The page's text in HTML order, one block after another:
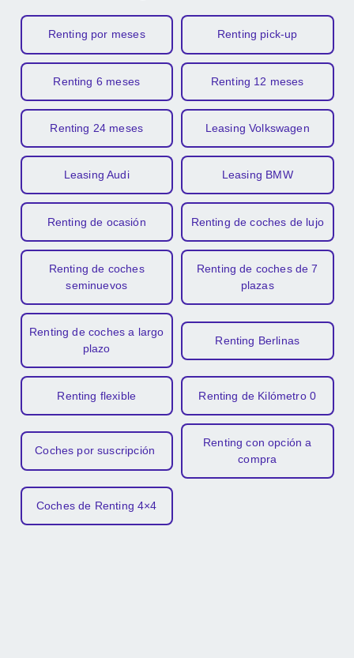
Renting por meses Renting pick-up
Renting 6 meses Renting 12 meses
Renting 24 meses Leasing Volkswagen
Leasing Audi Leasing BMW
Renting de ocasión Renting de coches de lujo
Renting de coches
seminuevos
Renting de coches de 7
plazas
Renting de coches a largo
plazo
Renting Berlinas
Renting flexible Renting de Kilómetro 0
Coches por suscripción
Renting con opción a
compra
Coches de Renting 4×4